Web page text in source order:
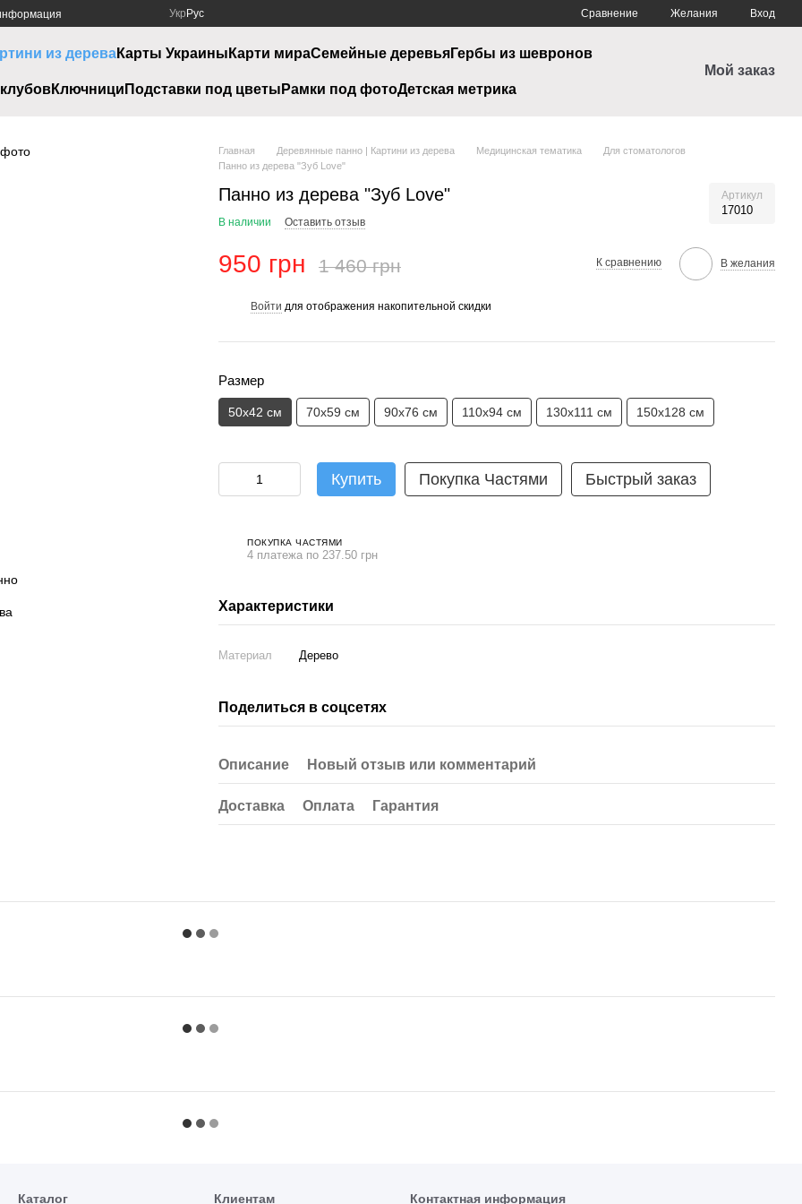
Укр Рус Сравнение Желания Вход
из дереваКарты Украины Карти мираСемейные деревьяГербы из шевронов
Ключници Подставки под цветы Рамки под фотоДетская метрика
Мой заказ
Главная Деревянные панно | Картини из дерева Медицинская тематика
Для стоматологов
Панно из дерева "Зуб Love"
Панно из дерева "Зуб Love" Артикул
17010
В наличии Оставить отзыв
950 грн 1 460 грн К сравнению В желания
Войти для отображения накопительной скидки
Размер
50х42 см 70х59 см 90х76 см 110х94 см 130х111 см 150х128 см
Купить Покупка Частями Быстрый заказ
ПОКУПКА ЧАСТЯМИ
4 платежа по 237.50 грн
Характеристики
Материал Дерево
Поделиться в соцсетях
Описание Новый отзыв или комментарий
Доставка Оплата Гарантия
Каталог Клиентам Контактная информация